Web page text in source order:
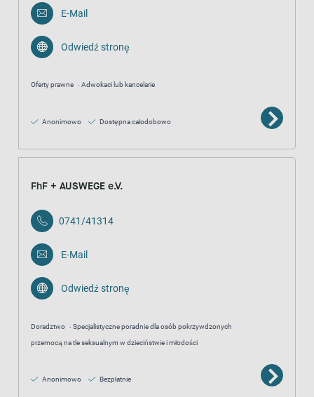
E-Mail
Odwiedź stronę
Oferty prawne Adwokaci lub kancelarie
Anonimowo Dostępna całodobowo
FhF + AUSWEGE e.V.
0741/41314
E-Mail
Odwiedź stronę
Doradztwo
Specjalistyczne poradnie dla osób pokrzywdzonych
przemocą na tle seksualnym w dzieciństwie i młodości
Anonimowo Bezpłatnie